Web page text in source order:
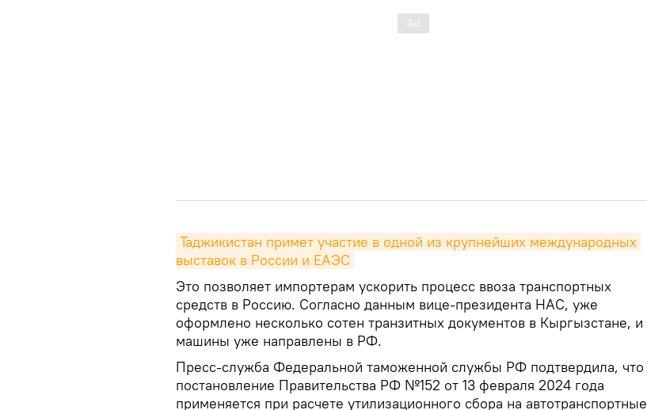
Таджикистан примет участие в одной из крупнейших международных
выставок в России и ЕАЭС
Это позволяет импортерам ускорить процесс ввоза транспортных
средств в Россию. Согласно данным вице-президента НАС, уже
оформлено несколько сотен транзитных документов в Кыргызстане, и
машины уже направлены в РФ.
Пресс-служба Федеральной таможенной службы РФ подтвердила, что
постановление Правительства РФ №152 от 13 февраля 2024 года
применяется при расчете утилизационного сбора на автотранспортные